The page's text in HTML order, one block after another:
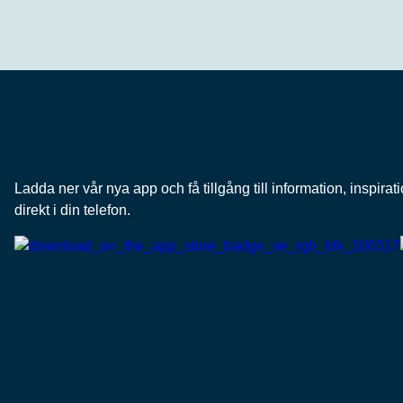
Ladda ner vår nya app och få tillgång till information,
direkt i din telefon.